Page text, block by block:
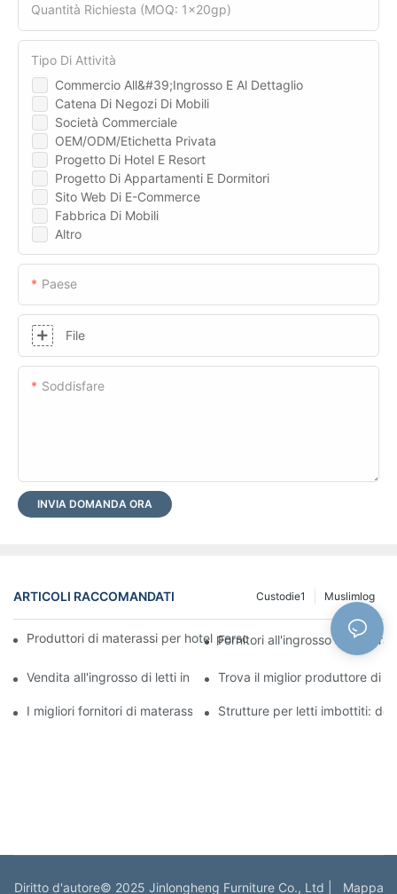
Quantità Richiesta (MOQ: 1x20gp)
Commercio All&#39;ingrosso E Al Dettaglio
Catena Di Negozi Di Mobili
Società Commerciale
OEM/ODM/Etichetta Privata
Progetto Di Hotel E Resort
Progetto Di Appartamenti E Dormitori
Sito Web Di E-Commerce
Fabbrica Di Mobili
Altro
Tipo Di Attività
Paese
File
Soddisfare
INVIA DOMANDA ORA
ARTICOLI RACCOMANDATI Muslimlog
Custodie1
Produttori di materassi per hotel personalizzati di alta qualità
Fornitori all'ingrosso di
Vendita all'ingrosso di letti in pelle a prezzi accessibili per la
Trova il miglior produttore di
I migliori fornitori di materassi per hotel e ordini all'ingrosso
Strutture per letti imbottiti:
Diritto d'autore© 2025 Jinlongheng Furniture Co., Ltd | Mappa